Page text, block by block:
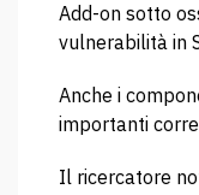
Add-on sotto
vulnerabilità in
Anche i
importanti
Il ricercatore